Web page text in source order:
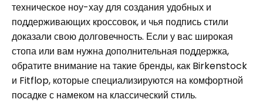
техническое ноу-хау для создания удобных и
поддерживающих кроссовок, и чья подпись стили
доказали свою долговечность. Если у вас широкая
стопа или вам нужна дополнительная поддержка,
обратите внимание на такие бренды, как Birkenstock
и Fitflop, которые специализируются на комфортной
посадке с намеком на классический стиль.